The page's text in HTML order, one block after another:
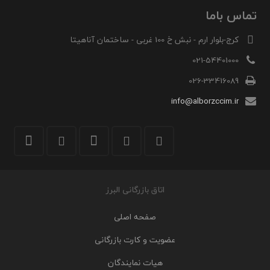
تماس باما
کرج-بلوار ارم - نبش خ 100 غربی - ساختمان آناهیتا
021-54401000
026-33416089
info@alborzccim.ir
اتاق بازرگانی البرز
صفحه اصلی
عضویت و کارت بازرگانی
هیات نمایندگان